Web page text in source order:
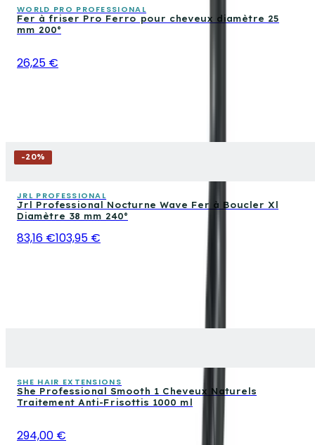
WORLD PRO PROFESSIONAL
Fer à friser Pro Ferro pour cheveux diamètre 25
mm 200°
26,25 €
-20%
JRL PROFESSIONAL
Jrl Professional Nocturne Wave Fer à Boucler Xl
Diamètre 38 mm 240°
83,16 €103,95 €
SHE HAIR EXTENSIONS
She Professional Smooth 1 Cheveux Naturels
Traitement Anti-Frisottis 1000 ml
294,00 €